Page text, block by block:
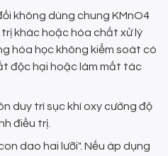
không dùng chung KMnO4
khác hoặc hóa chất xử lý
hóa học không kiểm soát có
độc hại hoặc làm mất tác
duy trì sục khí oxy cường độ
điều trị.
dao hai lưỡi". Nếu áp dụng